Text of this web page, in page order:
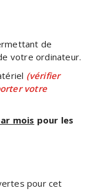
de
votre ordinateur.
(vérifier
votre
mois pour les
pour cet